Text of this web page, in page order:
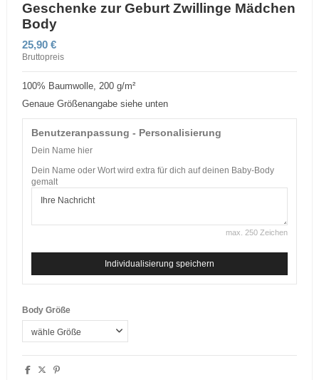
Geschenke zur Geburt Zwillinge Mädchen
Body
25,90 €
Bruttopreis
100% Baumwolle, 200 g/m²
Genaue Größenangabe siehe unten
Benutzeranpassung - Personalisierung
Dein Name hier
Dein Name oder Wort wird extra für dich auf deinen Baby-Body
gemalt
max. 250 Zeichen
Individualisierung speichern
Body Größe